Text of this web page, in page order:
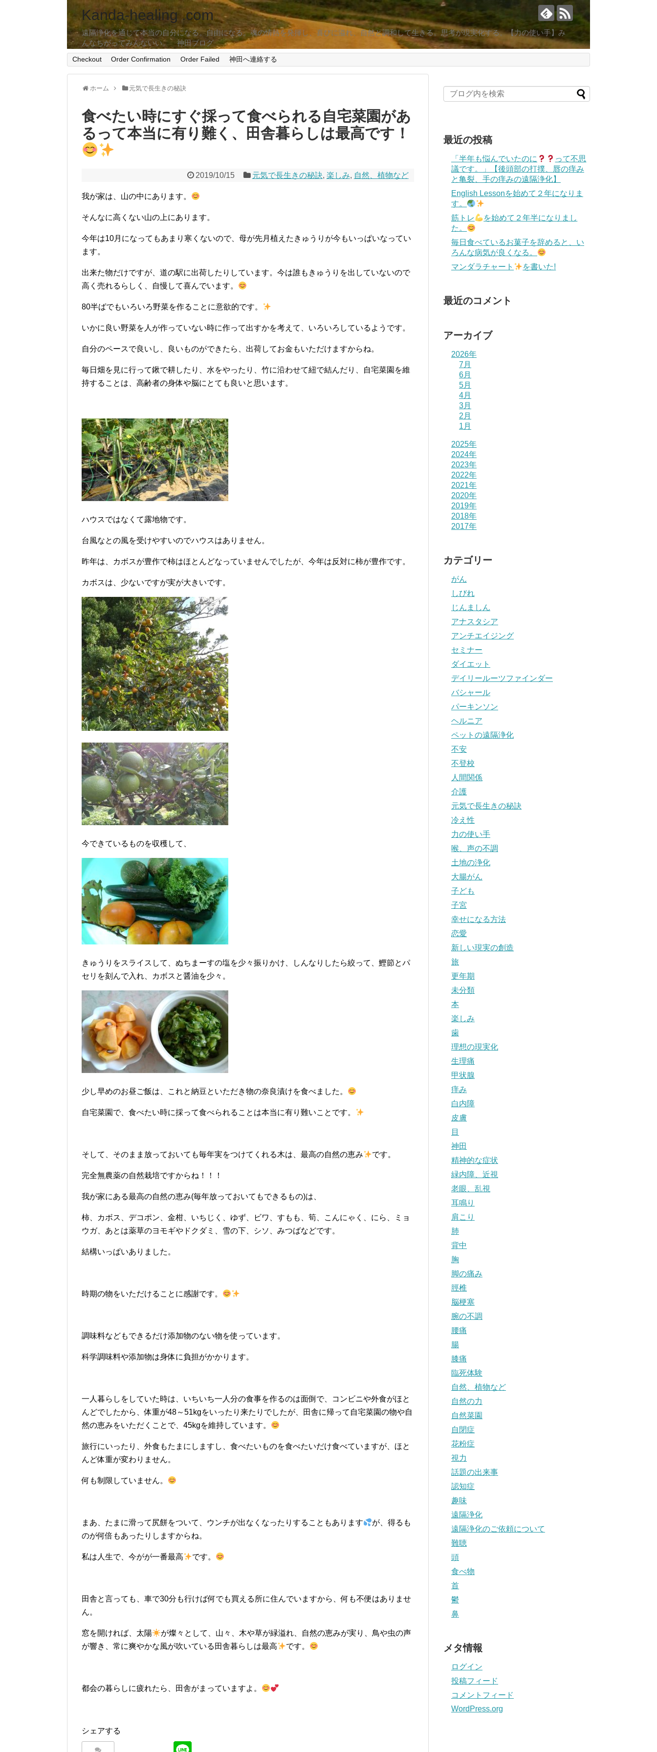
Kanda-healing .com
遠隔浄化を通じて本当の自分になる。自由になる。魂の情熱を発揮し、喜びに溢れ、自然と調和して生きる。思考が現実化する。【力の使い手】み
んなちがってみんないい。 神田ブログ
Checkout Order Confirmation Order Failed 神田へ連絡する
ホーム 元気で長生きの秘訣
食べたい時にすぐ採って食べられる自宅菜園があ
るって本当に有り難く、田舎暮らしは最高です！
2019/10/15 元気で長生きの秘訣, 楽しみ, 自然、植物など
我が家は、山の中にあります。
そんなに高くない山の上にあります。
今年は10月になってもあまり寒くないので、母が先月植えたきゅうりが今もいっぱいなってい
ます。
出来た物だけですが、道の駅に出荷したりしています。今は誰もきゅうりを出していないので
高く売れるらしく、自慢して喜んでいます。
80半ばでもいろいろ野菜を作ることに意欲的です。
いかに良い野菜を人が作っていない時に作って出すかを考えて、いろいろしているようです。
自分のペースで良いし、良いものができたら、出荷してお金もいただけますからね。
毎日畑を見に行って鍬で耕したり、水をやったり、竹に沿わせて紐で結んだり、自宅菜園を維
持することは、高齢者の身体や脳にとても良いと思います。
ハウスではなくて露地物です。
台風なとの風を受けやすいのでハウスはありません。
昨年は、カボスが豊作で柿はほとんどなっていませんでしたが、今年は反対に柿が豊作です。
カボスは、少ないですが実が大きいです。
今できているものを収穫して、
きゅうりをスライスして、ぬちまーすの塩を少々振りかけ、しんなりしたら絞って、鰹節とパ
セリを刻んで入れ、カボスと醤油を少々。
少し早めのお昼ご飯は、これと納豆といただき物の奈良漬けを食べました。
自宅菜園で、食べたい時に採って食べられることは本当に有り難いことです。
そして、そのまま放っておいても毎年実をつけてくれる木は、最高の自然の恵み です。
完全無農薬の自然栽培ですからね！！！
我が家にある最高の自然の恵み(毎年放っておいてもできるもの)は、
柿、カボス、デコポン、金柑、いちじく、ゆず、ビワ、すもも、筍、こんにゃく、にら、ミョ
ウガ、あとは薬草のヨモギやドクダミ、雪の下、シソ、みつばなどです。
結構いっぱいありました。
時期の物をいただけることに感謝です。
調味料などもできるだけ添加物のない物を使っています。
科学調味料や添加物は身体に負担がかかります。
一人暮らしをしていた時は、いちいち一人分の食事を作るのは面倒で、コンビニや外食がほと
んどでしたから、体重が48～51kgをいったり来たりでしたが、田舎に帰って自宅菜園の物や自
然の恵みをいただくことで、45kgを維持しています。
旅行にいったり、外食もたまにしますし、食べたいものを食べたいだけ食べていますが、ほと
んど体重が変わりません。
何も制限していません。
まあ、たまに滑って尻餅をついて、ウンチが出なくなったりすることもあります
が、得るも
のが何倍もあったりしますからね。
私は人生で、今がが一番最高 です。
田舎と言っても、車で30分も行けば何でも買える所に住んでいますから、何も不便はありませ
ん。
窓を開ければ、太陽
が燦々として、山々、木や草が緑溢れ、自然の恵みが実り、鳥や虫の声
が響き、常に爽やかな風が吹いている田舎暮らしは最高
です。
都会の暮らしに疲れたら、田舎がまっていますよ。
シェアする
最近の投稿
「半年も悩んでいたのに
って不思
議です。」【後頭部の打撲、唇の痒み
と亀裂、手の痒みの遠隔浄化】
English Lessonを始めて２年になりま
す。
筋トレ
を始めて２年半になりまし
た。
毎日食べているお菓子を辞めると、い
ろんな病気が良くなる。
マンダラチャート
を書いた!
最近のコメント
アーカイブ
2026年
7月
6月
5月
4月
3月
2月
1月
2025年
2024年
2023年
2022年
2021年
2020年
2019年
2018年
2017年
カテゴリー
がん
しびれ
じんましん
アナスタシア
アンチエイジング
セミナー
ダイエット
デイリールーツファインダー
バシャール
パーキンソン
ヘルニア
ペットの遠隔浄化
不安
不登校
人間関係
介護
元気で長生きの秘訣
冷え性
力の使い手
喉、声の不調
土地の浄化
大腸がん
子ども
子宮
幸せになる方法
恋愛
新しい現実の創造
旅
更年期
未分類
本
楽しみ
歯
理想の現実化
生理痛
甲状腺
痒み
白内障
皮膚
目
神田
精神的な症状
緑内障、近視
老眼、乱視
耳鳴り
肩こり
肺
背中
胸
脚の痛み
脛椎
脳梗塞
腕の不調
腰痛
腸
膝痛
臨死体験
自然、植物など
自然の力
自然菜園
自閉症
花粉症
視力
話題の出来事
認知症
趣味
遠隔浄化
遠隔浄化のご依頼について
難聴
頭
食べ物
首
鬱
鼻
メタ情報
ログイン
投稿フィード
コメントフィード
WordPress.org